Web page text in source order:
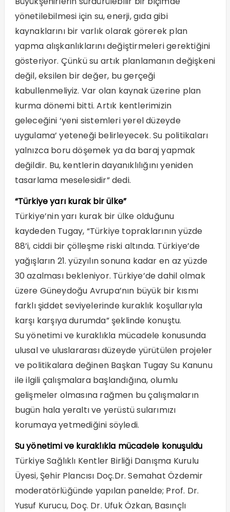
yönetilebilmesi için su, enerji, gıda gibi
kaynaklarını bir varlık olarak görerek plan
yapma alışkanlıklarını değiştirmeleri gerektiğini
gösteriyor. Çünkü su artık planlamanın değişkeni
değil, eksilen bir değer, bu gerçeği
kabullenmeliyiz. Var olan kaynak üzerine plan
kurma dönemi bitti. Artık kentlerimizin
geleceğini ‘yeni sistemleri yerel düzeyde
uygulama’ yeteneği belirleyecek. Su politikaları
yalnızca boru döşemek ya da baraj yapmak
değildir. Bu, kentlerin dayanıklılığını yeniden
tasarlama meselesidir” dedi.
“Türkiye yarı kurak bir ülke”
Türkiye’nin yarı kurak bir ülke olduğunu
kaydeden Tugay, “Türkiye topraklarının yüzde
88’i, ciddi bir çölleşme riski altında. Türkiye’de
yağışların 21. yüzyılın sonuna kadar en az yüzde
30 azalması bekleniyor. Türkiye’de dahil olmak
üzere Güneydoğu Avrupa’nın büyük bir kısmı
farklı şiddet seviyelerinde kuraklık koşullarıyla
karşı karşıya durumda” şeklinde konuştu.
Su yönetimi ve kuraklıkla mücadele konusunda
ulusal ve uluslararası düzeyde yürütülen projeler
ve politikalara değinen Başkan Tugay Su Kanunu
ile ilgili çalışmalara başlandığına, olumlu
gelişmeler olmasına rağmen bu çalışmaların
bugün hala yeraltı ve yerüstü sularımızı
korumaya yetmediğini söyledi.
Su yönetimi ve kuraklıkla mücadele konuşuldu
Türkiye Sağlıklı Kentler Birliği Danışma Kurulu
Üyesi, Şehir Plancısı Doç.Dr. Semahat Özdemir
moderatörlüğünde yapılan panelde; Prof. Dr.
Yusuf Kurucu, Doç. Dr. Ufuk Özkan, Basınçlı